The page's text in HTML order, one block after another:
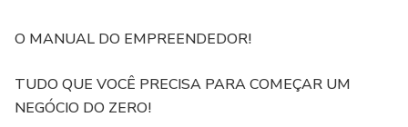
O MANUAL DO EMPREENDEDOR!
TUDO QUE VOCÊ PRECISA PARA COMEÇAR UM
NEGÓCIO DO ZERO!